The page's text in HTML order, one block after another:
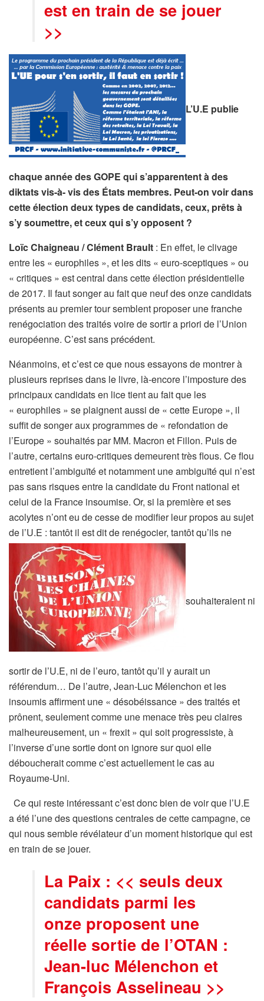
est en train de se jouer
>>
L’U.E publie
chaque année des GOPE qui s’apparentent à des
diktats vis-à- vis des États membres. Peut-on voir dans
cette élection deux types de candidats, ceux, prêts à
s’y soumettre, et ceux qui s’y opposent ?
Loïc Chaigneau / Clément Brault : En effet, le clivage
entre les « europhiles », et les dits « euro-sceptiques » ou
« critiques » est central dans cette élection présidentielle
de 2017. Il faut songer au fait que neuf des onze candidats
présents au premier tour semblent proposer une franche
renégociation des traités voire de sortir a priori de l’Union
européenne. C’est sans précédent.
Néanmoins, et c’est ce que nous essayons de montrer à
plusieurs reprises dans le livre, là-encore l’imposture des
principaux candidats en lice tient au fait que les
« europhiles » se plaignent aussi de « cette Europe », il
suffit de songer aux programmes de « refondation de
l’Europe » souhaités par MM. Macron et Fillon. Puis de
l’autre, certains euro-critiques demeurent très flous. Ce flou
entretient l’ambiguïté et notamment une ambiguïté qui n’est
pas sans risques entre la candidate du Front national et
celui de la France insoumise. Or, si la première et ses
acolytes n’ont eu de cesse de modifier leur propos au sujet
de l’U.E : tantôt il est dit de renégocier, tantôt qu’ils ne
souhaiteraient ni
sortir de l’U.E, ni de l’euro, tantôt qu’il y aurait un
référendum… De l’autre, Jean-Luc Mélenchon et les
insoumis affirment une « désobéissance » des traités et
prônent, seulement comme une menace très peu claires
malheureusement, un « frexit » qui soit progressiste, à
l’inverse d’une sortie dont on ignore sur quoi elle
déboucherait comme c’est actuellement le cas au
Royaume-Uni.
Ce qui reste intéressant c’est donc bien de voir que l’U.E
a été l’une des questions centrales de cette campagne, ce
qui nous semble révélateur d’un moment historique qui est
en train de se jouer.
La Paix : << seuls deux
candidats parmi les
onze proposent une
réelle sortie de l’OTAN :
Jean-luc Mélenchon et
François Asselineau >>